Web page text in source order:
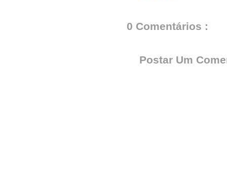
0 Comentários :
Postar Um